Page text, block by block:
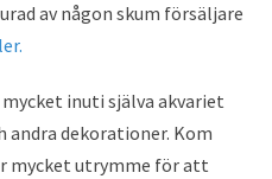
av någon skum försäljare
inuti själva akvariet
andra dekorationer. Kom
mycket utrymme för att